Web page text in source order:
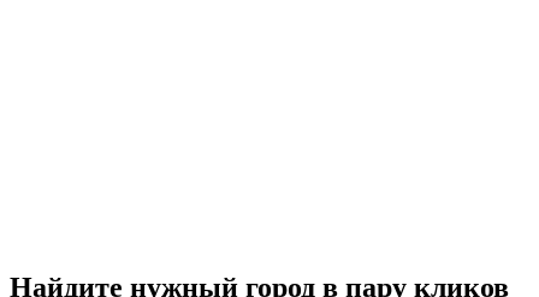
Найдите нужный город в пару кликов